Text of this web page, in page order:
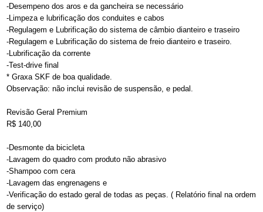
-Desempeno dos aros e da gancheira se necessário
-Limpeza e lubrificação dos conduites e cabos
-Regulagem e Lubrificação do sistema de câmbio dianteiro e traseiro
-Regulagem e Lubrificação do sistema de freio dianteiro e traseiro.
-Lubrificação da corrente
-Test-drive final
* Graxa SKF de boa qualidade.
Observação: não inclui revisão de suspensão, e pedal.
Revisão Geral Premium
R$ 140,00
-Desmonte da bicicleta
-Lavagem do quadro com produto não abrasivo
-Shampoo com cera
-Lavagem das engrenagens e
-Verificação do estado geral de todas as peças. ( Relatório final na ordem
de serviço)